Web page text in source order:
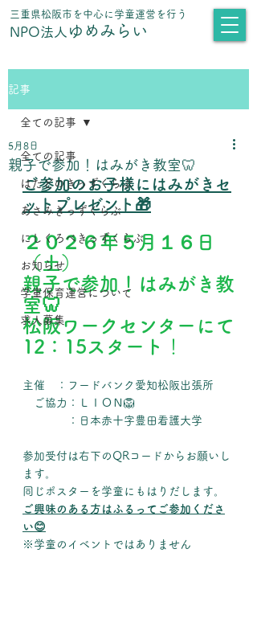
​三重県松阪市を中心に学童運営を行う
NPO法人 ゆめみらい
記事
全ての記事
はたどのきっずくらぶ
あさみきっずくらぶ
にしくろべきっずくらぶ
お知らせ
学童保育運営について
求人募集
全ての記事
親子で参加！はみがき教室🦷
5月8日
ご参加のお子様にはみがきセ
ットプレゼント🎁
２０２６年５月１６日
（土）
親子で参加！はみがき教
室🦷
松阪ワークセンターにて
12：15スタート
！
主催　：フードバンク愛知松阪出張所
ご協力：ＬＩＯＮ🦁
：日本赤十字豊田看護大学
参加受付は右下のQRコードからお願いし
ます。
同じポスターを学童にもはりだします。
ご興味のある方はふるってご参加くださ
い😊
※学童のイベントではありません